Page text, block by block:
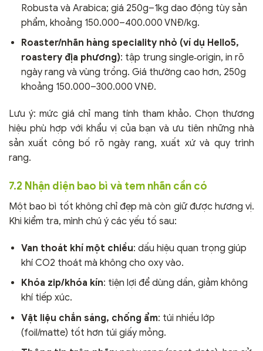
Robusta và Arabica; giá 250g–1kg dao động tùy sản
phẩm, khoảng 150.000–400.000 VNĐ/kg.
Roaster/nhãn hàng speciality nhỏ (ví dụ Hello5,
roastery địa phương): tập trung single‑origin, in rõ
ngày rang và vùng trồng. Giá thường cao hơn, 250g
khoảng 150.000–300.000 VNĐ.
Lưu ý: mức giá chỉ mang tính tham khảo. Chọn thương
hiệu phù hợp với khẩu vị của bạn và ưu tiên những nhà
sản xuất công bố rõ ngày rang, xuất xứ và quy trình
rang.
7.2 Nhận diện bao bì và tem nhãn cần có
Một bao bì tốt không chỉ đẹp mà còn giữ được hương vị.
Khi kiểm tra, mình chú ý các yếu tố sau:
Van thoát khí một chiều: dấu hiệu quan trọng giúp
khí CO2 thoát mà không cho oxy vào.
Khóa zip/khóa kín: tiện lợi để dùng dần, giảm không
khí tiếp xúc.
Vật liệu chắn sáng, chống ẩm: túi nhiều lớp
(foil/matte) tốt hơn túi giấy mỏng.